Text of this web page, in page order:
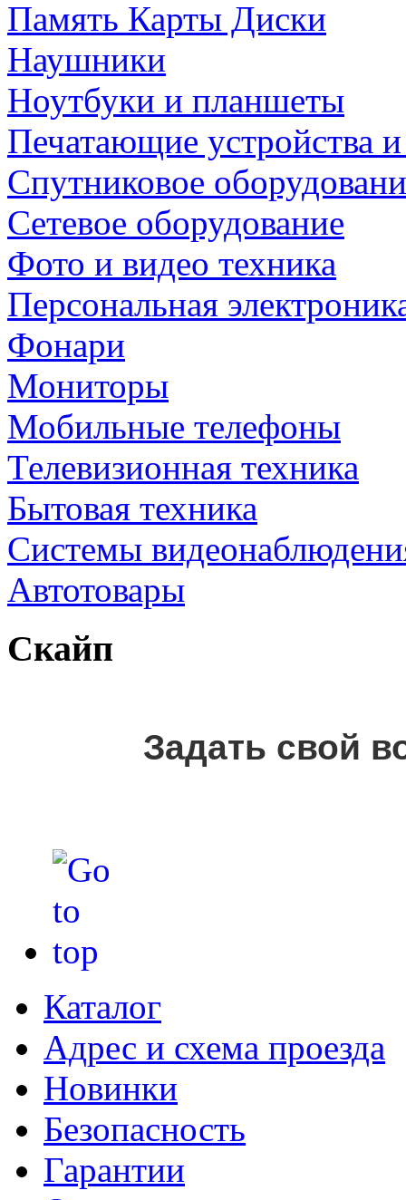
Память Карты Диски
Наушники
Ноутбуки и планшеты
Печатающие устройства
Спутниковое
Сетевое оборудование
Фото и видео техника
Персональная
Фонари
Мониторы
Мобильные телефоны
Телевизионная техника
Бытовая техника
Cистемы
Автотовары
Скайп
Задать свой
Каталог
Адрес и схема проезда
Новинки
Безопасность
Гарантии